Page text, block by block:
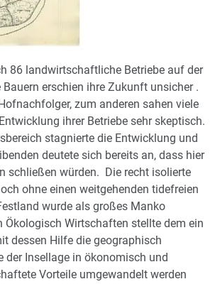
86 landwirtschaftliche Betriebe auf der
Bauern erschien ihre Zukunft unsicher .
zum anderen sahen viele
ihrer Betriebe sehr skeptisch.
stagnierte die Entwicklung und
deutete sich bereits an, dass hier
schließen würden. Die recht isolierte
ohne einen weitgehenden tidefreien
wurde als großes Manko
Ökologisch Wirtschaften stellte dem ein
dessen Hilfe die geographisch
der Insellage in ökonomisch und
Vorteile umgewandelt werden